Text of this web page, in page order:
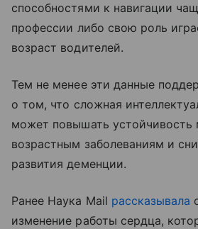
способностями к навигации
профессии либо свою роль
возраст водителей.
Тем не менее эти данные
о том, что сложная
может повышать устойчивость
возрастным заболеваниям и
развития деменции.
Ранее Наука Mail рассказывала
изменение работы сердца,